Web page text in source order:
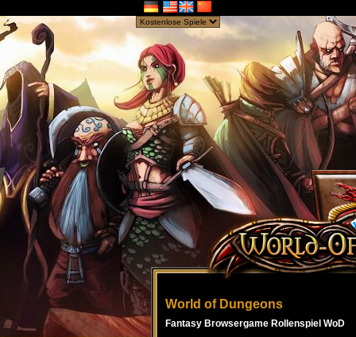
World of Dungeons
Fantasy Browsergame Rollenspiel WoD